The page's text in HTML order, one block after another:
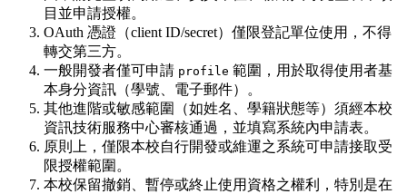
目並申請授權。
OAuth 憑證（client ID/secret）僅限登記單位使用，不得
轉交第三方。
一般開發者僅可申請 profile 範圍，用於取得使用者基
本身分資訊（學號、電子郵件）。
其他進階或敏感範圍（如姓名、學籍狀態等）須經本校
資訊技術服務中心審核通過，並填寫系統內申請表。
原則上，僅限本校自行開發或維運之系統可申請接取受
限授權範圍。
本校保留撤銷、暫停或終止使用資格之權利，特別是在